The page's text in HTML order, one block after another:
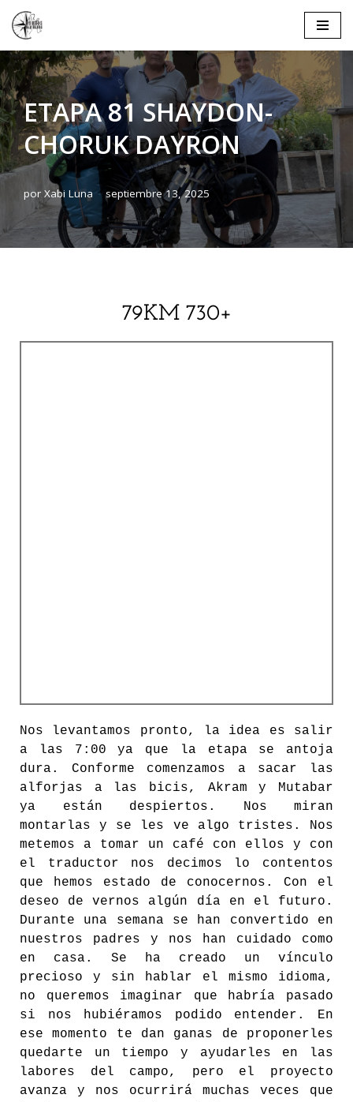
Saltar
al
contenido
ETAPA 81 SHAYDON-
CHORUK DAYRON
por Xabi Luna septiembre 13, 2025
79KM 730+
Nos levantamos pronto, la idea es salir
a las 7:00 ya que la etapa se antoja
dura. Conforme comenzamos a sacar las
alforjas a las bicis, Akram y Mutabar
ya están despiertos. Nos miran
montarlas y se les ve algo tristes. Nos
metemos a tomar un café con ellos y con
el traductor nos decimos lo contentos
que hemos estado de conocernos. Con el
deseo de vernos algún día en el futuro.
Durante una semana se han convertido en
nuestros padres y nos han cuidado como
en casa. Se ha creado un vínculo
precioso y sin hablar el mismo idioma,
no queremos imaginar que habría pasado
si nos hubiéramos podido entender. En
ese momento te dan ganas de proponerles
quedarte un tiempo y ayudarles en las
labores del campo, pero el proyecto
avanza y nos ocurrirá muchas veces que